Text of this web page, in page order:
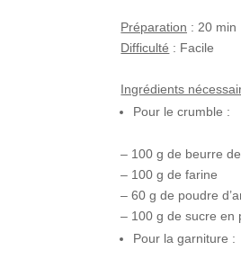
Préparation : 20 min
Difficulté : Facile
Ingrédients
Pour le crumble :
– 100 g de beurre
– 100 g de farine
– 60 g de poudre
– 100 g de sucre en
Pour la garniture :